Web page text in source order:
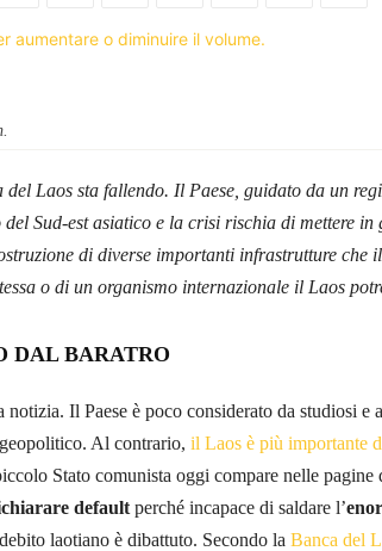
aumentare o diminuire il volume.
del Laos sta fallendo. Il Paese, guidato da un
Sud-est asiatico e la crisi rischia di mettere
di diverse importanti infrastrutture
o di un organismo internazionale il Laos
DAL BARATRO
notizia. Il Paese è poco considerato da studiosi
Al contrario, il Laos è più importante
Stato comunista oggi compare nelle
default perché incapace di saldare l’
laotiano è dibattuto. Secondo la Banca del